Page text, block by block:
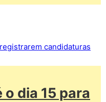
dia 15 para